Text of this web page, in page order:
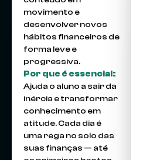
movimento e
desenvolver novos
hábitos financeiros de
forma leve e
progressiva.
Por que é essencial:
Ajuda o aluno a sair da
inércia e transformar
conhecimento em
atitude. Cada dia é
uma rega no solo das
suas finanças — até